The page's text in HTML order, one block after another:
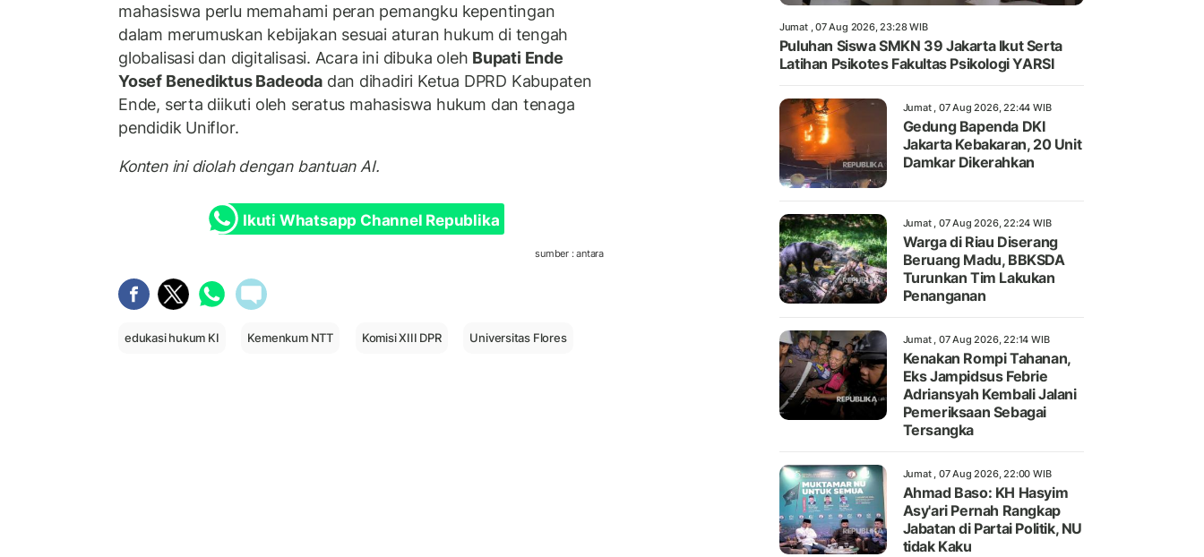
mahasiswa perlu memahami peran pemangku kepentingan
dalam merumuskan kebijakan sesuai aturan hukum di tengah
globalisasi dan digitalisasi. Acara ini dibuka oleh Bupati Ende
Yosef Benediktus Badeodadan dihadiri Ketua DPRD Kabupaten
Ende, serta diikuti oleh seratus mahasiswa hukum dan tenaga
pendidik Uniflor.
Konten ini diolah dengan bantuan AI.
Ikuti Whatsapp Channel Republika
sumber : antara
edukasi hukum KI Kemenkum NTT Komisi XIII DPR Universitas Flores
Jumat , 07 Aug 2026, 23:28 WIB
Puluhan Siswa SMKN 39 Jakarta Ikut Serta
Latihan Psikotes Fakultas Psikologi YARSI
Jumat , 07 Aug 2026, 22:44 WIB
Gedung Bapenda DKI
Jakarta Kebakaran, 20 Unit
Damkar Dikerahkan
Jumat , 07 Aug 2026, 22:24 WIB
Warga di Riau Diserang
Beruang Madu, BBKSDA
Turunkan Tim Lakukan
Penanganan
Jumat , 07 Aug 2026, 22:14 WIB
Kenakan Rompi Tahanan,
Eks Jampidsus Febrie
Adriansyah Kembali Jalani
Pemeriksaan Sebagai
Tersangka
Jumat , 07 Aug 2026, 22:00 WIB
Ahmad Baso: KH Hasyim
Asy'ari Pernah Rangkap
Jabatan di Partai Politik, NU
tidak Kaku